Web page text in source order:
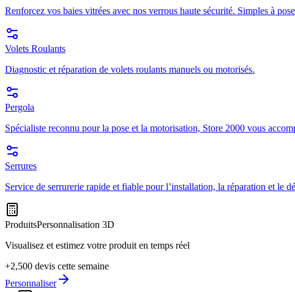
Renforcez vos baies vitrées avec nos verrous haute sécurité. Simples à
Volets Roulants
Diagnostic et réparation de volets roulants manuels ou motorisés.
Pergola
Spécialiste reconnu pour la pose et la motorisation, Store 2000 vous
Serrures
Service de serrurerie rapide et fiable pour l’installation, la réparation et le
ProduitsPersonnalisation 3D
Visualisez et estimez votre produit en temps réel
+2,500 devis cette semaine
Personnaliser